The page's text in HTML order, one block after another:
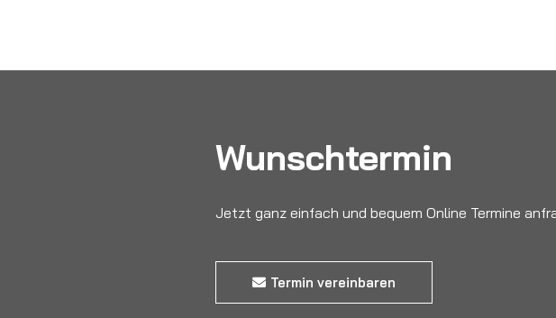
Wunschtermin
Jetzt ganz einfach und bequem Online Termine
Termin vereinbaren